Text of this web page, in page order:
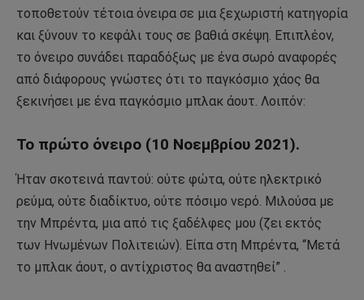
τοποθετούν τέτοια όνειρα σε μια ξεχωριστή κατηγορία
και ξύνουν το κεφάλι τους σε βαθιά σκέψη. Επιπλέον,
το όνειρο συνάδει παραδόξως με ένα σωρό αναφορές
από διάφορους γνώστες ότι το παγκόσμιο χάος θα
ξεκινήσει με ένα παγκόσμιο μπλακ άουτ. Λοιπόν:
Το πρώτο όνειρο (10 Νοεμβρίου 2021).
Ήταν σκοτεινά παντού: ούτε φώτα, ούτε ηλεκτρικό
ρεύμα, ούτε διαδίκτυο, ούτε πόσιμο νερό. Μιλούσα με
την Μπρέντα, μια από τις ξαδέλφες μου (ζει εκτός
των Ηνωμένων Πολιτειών). Είπα στη Μπρέντα, “Μετά
το μπλακ άουτ, ο αντίχριστος θα αναστηθεί” .